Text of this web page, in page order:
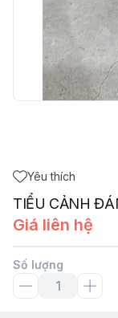
Yêu thích
TIỂU CẢNH
Giá liên hệ
Số lượng